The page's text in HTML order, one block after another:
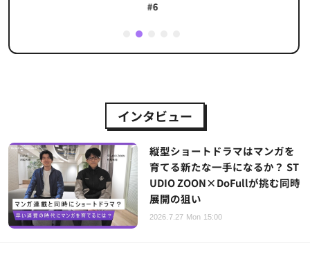
2
インタビュー
縦型ショートドラマはマンガを
育てる新たな一手になるか？ ST
UDIO ZOON×DoFullが挑む同時
展開の狙い
2026.7.27 Mon 15:00